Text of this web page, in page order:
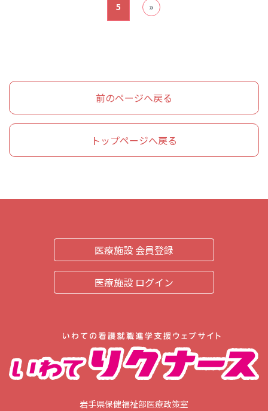
5 »
前のページへ戻る
トップページへ戻る
医療施設 会員登録
医療施設 ログイン
岩手県保健福祉部医療政策室